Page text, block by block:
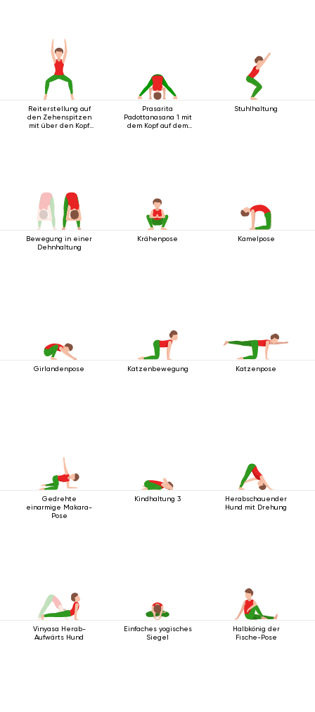
Reiterstellung auf
den Zehenspitzen
mit über den Kopf
Prasarita
Padottanasana 1 mit
dem Kopf auf dem
Stuhlhaltung
Bewegung in einer
Dehnhaltung
Krähenpose Kamelpose
Girlandenpose Katzenbewegung Katzenpose
Gedrehte
einarmige Makara-
Pose
Kindhaltung 3
Herabschauender
Hund mit Drehung
Vinyasa Herab-
Aufwärts Hund
Einfaches yogisches
Siegel
Halbkönig der
Fische-Pose